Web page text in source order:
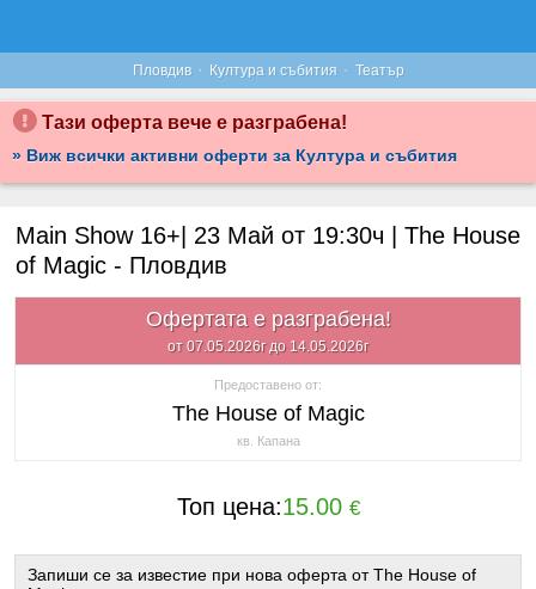
Пловдив · Култура и събития · Театър
Тази оферта вече е разграбена!
» Виж всички активни оферти за Култура и събития
Main Show 16+| 23 Май от 19:30ч | The House
of Magic - Пловдив
Офертата е разграбена!
от 07.05.2026г до 14.05.2026г
Предоставено от:
The House of Magic
кв. Капана
Топ цена:15.00 €
Запиши се за известие при нова оферта от The House of